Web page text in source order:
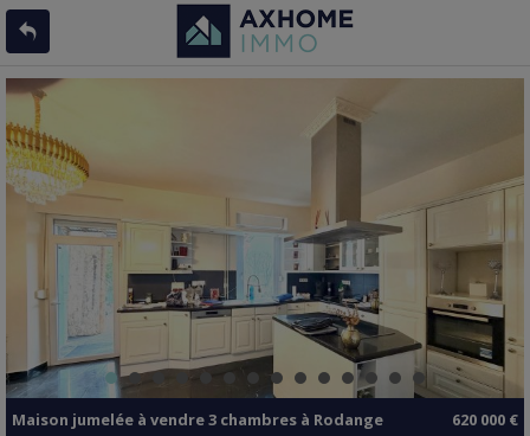
620 000 €
Maison jumelée à vendre3 chambres à Rodange